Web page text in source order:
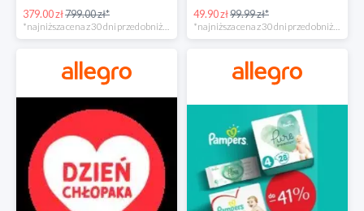
379.00 zł799.00 zł* 49.90 zł99.99 zł*